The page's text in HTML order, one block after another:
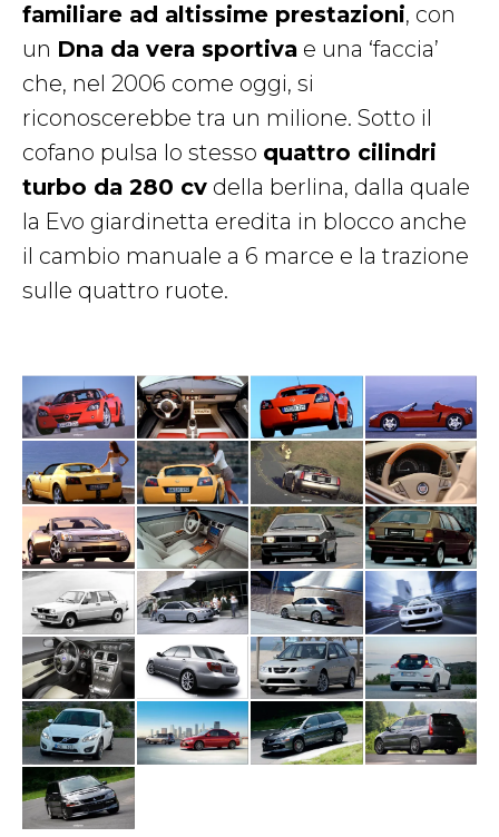
familiare ad altissime prestazioni, con
un Dna da vera sportiva e una ‘faccia’
che, nel 2006 come oggi, si
riconoscerebbe tra un milione. Sotto il
cofano pulsa lo stesso quattro cilindri
turbo da 280 cv della berlina, dalla quale
la Evo giardinetta eredita in blocco anche
il cambio manuale a 6 marce e la trazione
sulle quattro ruote.